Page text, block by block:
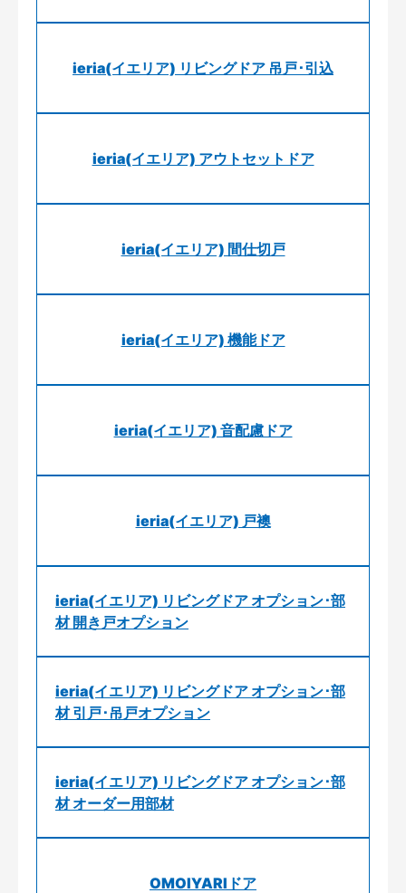
ieria(イエリア) リビングドア 吊戸･引込
ieria(イエリア) アウトセットドア
ieria(イエリア) 間仕切戸
ieria(イエリア) 機能ドア
ieria(イエリア) 音配慮ドア
ieria(イエリア) 戸襖
ieria(イエリア) リビングドア オプション･部
材 開き戸オプション
ieria(イエリア) リビングドア オプション･部
材 引戸･吊戸オプション
ieria(イエリア) リビングドア オプション･部
材 オーダー用部材
OMOIYARIドア